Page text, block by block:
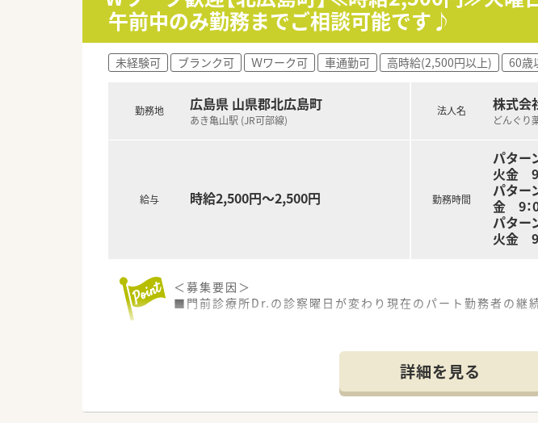
午前中のみ勤務までご相談可能です♪
未経験可 ブランク可 Ｗワーク可 車通勤可 高時給(2,500円以上) 60歳
勤務地 広島県 山県郡北広島町
あき亀山駅 (JR可部線)
給与 時給2,500円～2,500円
法人名 株式会
どんぐ
勤務時間
パタ
火金 9
パタ
金 9：
パタ
火金 9
＜募集要因＞
■門前診療所Dr.の診察曜日が変わり現在のパート勤務者の継
■複数科目応需の診療所門前の調剤薬局です。
■内科・循環器科・整形外科をメインに応需しています。
■処方箋は1日50枚程度で、正社員の方2名とパートの方が在
■分包機はユヤマのユニバーサルカセット付きを導入していま
詳細を見る